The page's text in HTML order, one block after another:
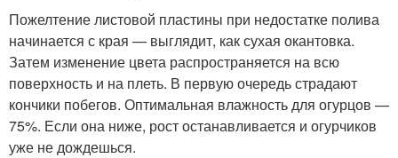
Пожелтение листовой пластины при недостатке полива
начинается с края — выглядит, как сухая окантовка.
Затем изменение цвета распространяется на всю
поверхность и на плеть. В первую очередь страдают
кончики побегов. Оптимальная влажность для огурцов —
75%. Если она ниже, рост останавливается и огурчиков
уже не дождешься.